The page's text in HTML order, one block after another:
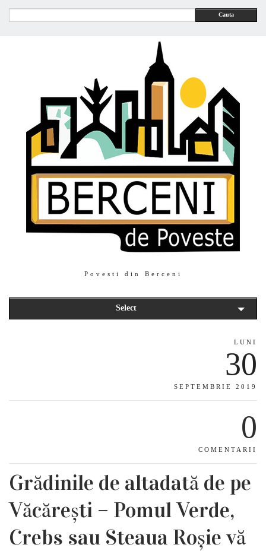
Cauta
Povesti din Berceni
Select
LUNI
30
SEPTEMBRIE 2019
0
COMENTARII
Grădinile de altadată de pe
Văcărești – Pomul Verde,
Crebs sau Steaua Roșie vă